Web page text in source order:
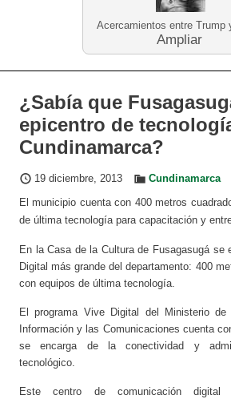
Acercamientos entre Trump
Ampliar
¿Sabía que
epicentro de
Cundinamarca?
19 diciembre, 2013 Cundinamarca
El municipio cuenta con 400 metros
de última tecnología para capacitación y
En la Casa de la Cultura de Fusagasugá se
Digital más grande del departamento: 400
con equipos de última tecnología.
El programa Vive Digital del Ministerio
Información y las Comunicaciones cuenta
se encarga de la conectividad y
tecnológico.
Este centro de comunicación digital